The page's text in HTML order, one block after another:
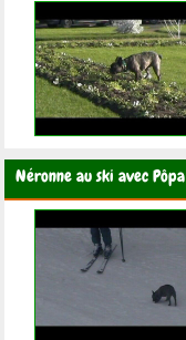
Néronne au ski avec Pôpa